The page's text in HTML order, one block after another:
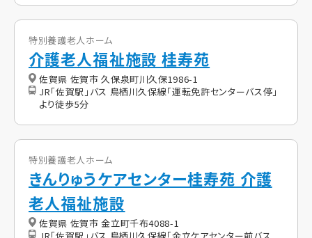
特別養護老人ホーム
介護老人福祉施設 桂寿苑
佐賀県 佐賀市 久保泉町川久保1986-1
JR「佐賀駅」バス 鳥栖川久保線「運転免許センターバス停」
より徒歩5分
特別養護老人ホーム
きんりゅうケアセンター桂寿苑 介護
老人福祉施設
佐賀県 佐賀市 金立町千布4088-1